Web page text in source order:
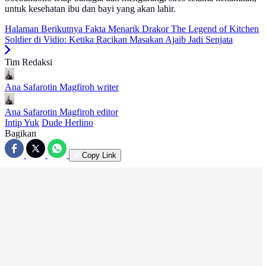
untuk kesehatan ibu dan bayi yang akan lahir.
Halaman Berikutnya Fakta Menarik Drakor The Legend of Kitchen
Soldier di Vidio: Ketika Racikan Masakan Ajaib Jadi Senjata
Tim Redaksi
Ana Safarotin Magfiroh writer
Ana Safarotin Magfiroh editor
Intip Yuk Dude Herlino
Bagikan
Copy Link